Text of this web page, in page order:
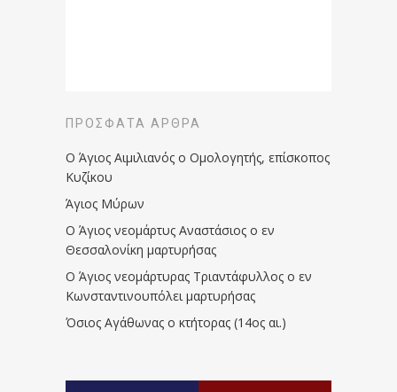
ΠΡΌΣΦΑΤΑ ΆΡΘΡΑ
Ο Άγιος Αιμιλιανός ο Ομολογητής, επίσκοπος
Κυζίκου
Άγιος Μύρων
Ο Άγιος νεομάρτυς Αναστάσιος ο εν
Θεσσαλονίκη μαρτυρήσας
Ο Άγιος νεομάρτυρας Τριαντάφυλλος ο εν
Κωνσταντινουπόλει μαρτυρήσας
Όσιος Αγάθωνας ο κτήτορας (14ος αι.)